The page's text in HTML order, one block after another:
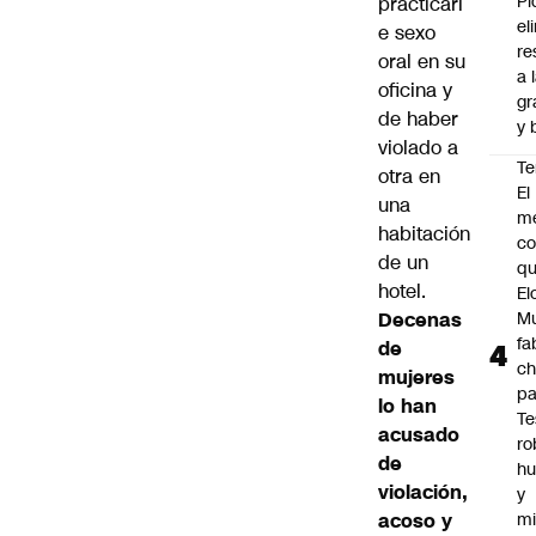
e sexo
oral en su
oficina y
de haber
violado a
otra en
una
habitación
de un
hotel.
Decenas
de
mujeres
lo han
acusado
de
violación,
acoso y
a
y
El
y